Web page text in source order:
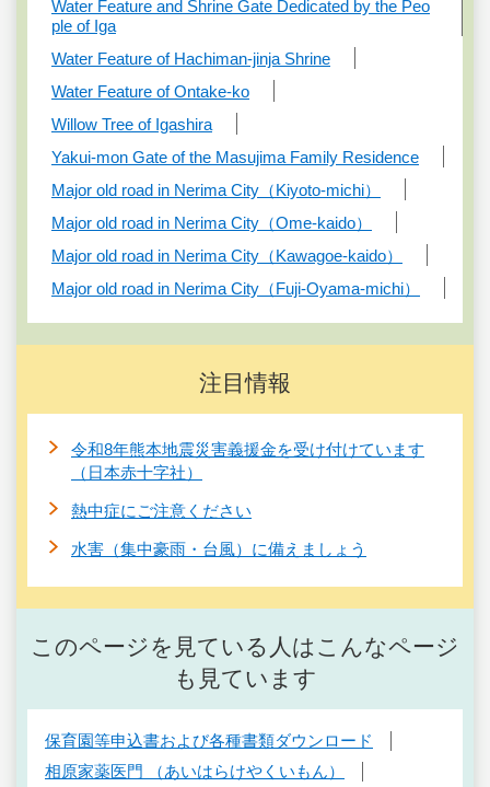
Water Feature and Shrine Gate Dedicated by the Peo
ple of Iga
Water Feature of Hachiman-jinja Shrine
Water Feature of Ontake-ko
Willow Tree of Igashira
Yakui-mon Gate of the Masujima Family Residence
Major old road in Nerima City（Kiyoto-michi）
Major old road in Nerima City（Ome-kaido）
Major old road in Nerima City（Kawagoe-kaido）
Major old road in Nerima City（Fuji-Oyama-michi）
注目情報
令和8年熊本地震災害義援金を受け付けています
（日本赤十字社）
熱中症にご注意ください
水害（集中豪雨・台風）に備えましょう
このページを見ている人はこんなページ
も見ています
保育園等申込書および各種書類ダウンロード
相原家薬医門 （あいはらけやくいもん）